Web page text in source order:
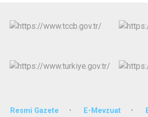
Resmi Gazete E-Mevzuat